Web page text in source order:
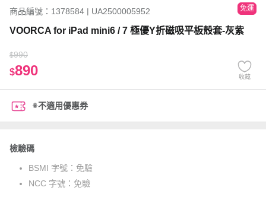
商品編號：1378584 | UA2500005952 免運
VOORCA for iPad mini6 / 7 極優Y折磁吸平板殼套-灰紫
$990
$890 收藏
※不適用優惠券
檢驗碼
BSMI 字號： 免驗
NCC 字號： 免驗